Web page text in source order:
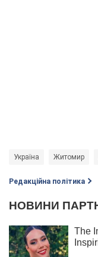
Україна Житомир
Редакційна політика